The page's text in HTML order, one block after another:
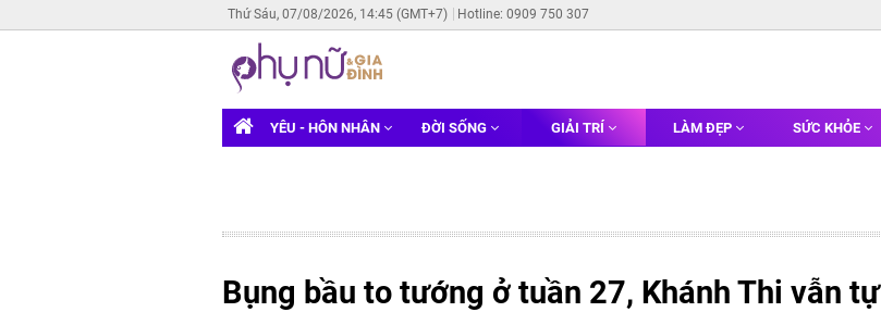
Thứ Sáu, 07/08/2026, 14:45 (GMT+7) Hotline: 0909 750 307
YÊU - HÔN NHÂN ĐỜI SỐNG GIẢI TRÍ LÀM ĐẸP SỨC KHỎE
Bụng bầu to tướng ở tuần 27, Khánh Thi vẫn tự